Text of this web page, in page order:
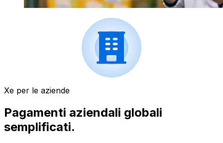
Xe per le aziende
Pagamenti aziendali globali
semplificati.